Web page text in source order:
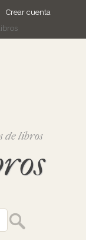
Crear cuenta
de libros